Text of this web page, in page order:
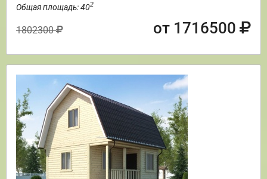
Общая площадь: 402
1802300 от 1716500